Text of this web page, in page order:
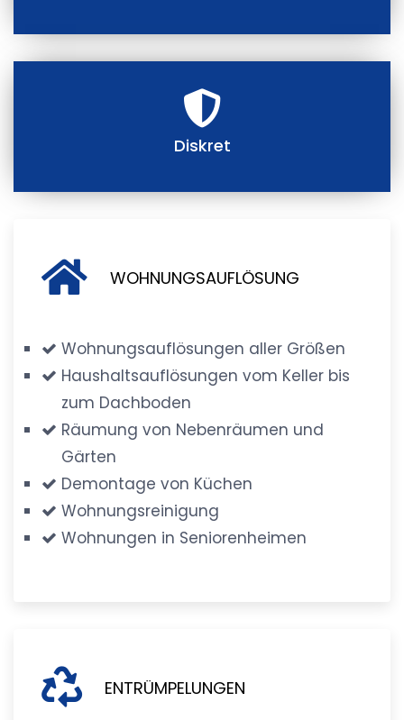
Diskret
WOHNUNGSAUFLÖSUNG
Wohnungsauflösungen aller Größen
Haushaltsauflösungen vom Keller bis
zum Dachboden
Räumung von Nebenräumen und
Gärten
Demontage von Küchen
Wohnungsreinigung
Wohnungen in Seniorenheimen
ENTRÜMPELUNGEN